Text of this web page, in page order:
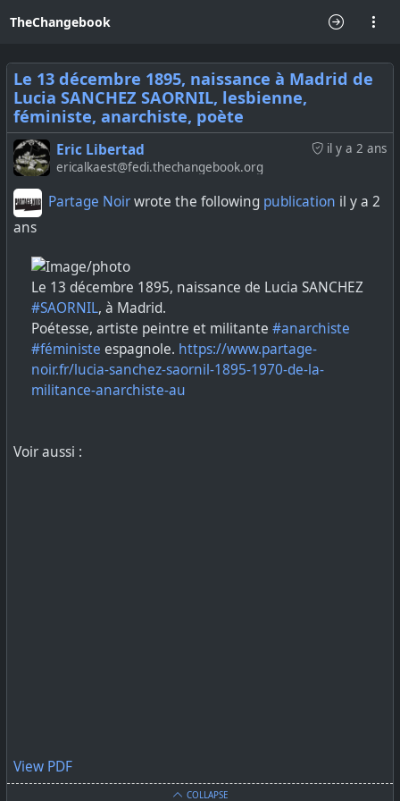
TheChangebook
Le 13 décembre 1895, naissance à Madrid de
Lucia SANCHEZ SAORNIL, lesbienne,
féministe, anarchiste, poète
il y a 2 ans
Eric Libertad
ericalkaest@fedi.thechangebook.org
Partage Noirwrote the following publication il y a 2
ans
Le 13 décembre 1895, naissance de Lucia SANCHEZ
#SAORNIL, à Madrid.
Poétesse, artiste peintre et militante #anarchiste
#féministe espagnole. https://www.partage-
noir.fr/lucia-sanchez-saornil-1895-1970-de-la-
militance-anarchiste-au
Voir aussi :
View PDF
COLLAPSE